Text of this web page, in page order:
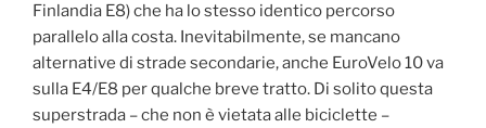
Finlandia E8) che ha lo stesso identico percorso
parallelo alla costa. Inevitabilmente, se mancano
alternative di strade secondarie, anche EuroVelo 10 va
sulla E4/E8 per qualche breve tratto. Di solito questa
superstrada – che non è vietata alle biciclette –